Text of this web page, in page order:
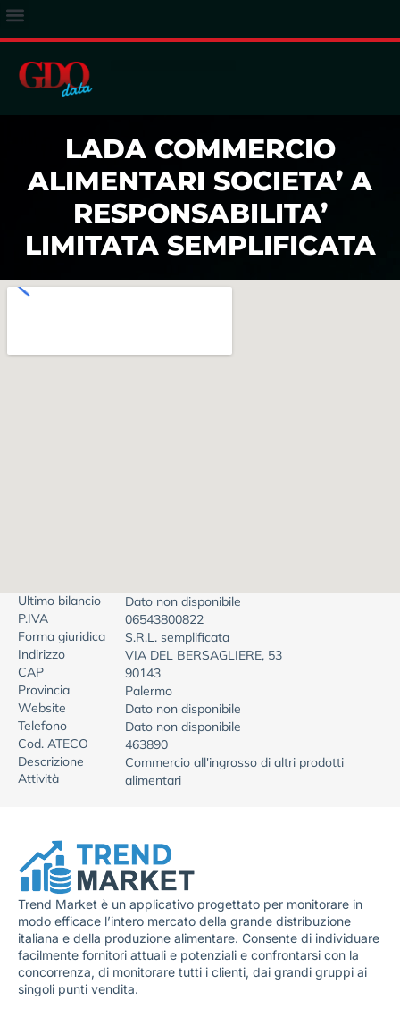
LADA COMMERCIO
ALIMENTARI SOCIETA’ A
RESPONSABILITA’
LIMITATA SEMPLIFICATA
Ultimo bilancio
Dato non disponibile
P.IVA
06543800822
Forma giuridica
S.R.L. semplificata
Indirizzo
VIA DEL BERSAGLIERE, 53
CAP
90143
Provincia
Palermo
Website
Dato non disponibile
Telefono
Dato non disponibile
Cod. ATECO
463890
Descrizione
Attività
Commercio all'ingrosso di altri prodotti
alimentari
Trend Market è un applicativo progettato per monitorare in
modo efficace l’intero mercato della grande distribuzione
italiana e della produzione alimentare. Consente di individuare
facilmente fornitori attuali e potenziali e confrontarsi con la
concorrenza, di monitorare tutti i clienti, dai grandi gruppi ai
singoli punti vendita.